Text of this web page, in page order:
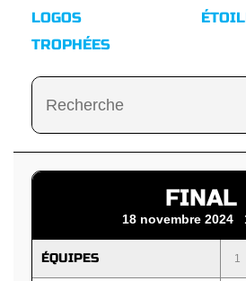
LOGOS
TROPHÉES
FINAL
18 novembre 2024
ÉQUIPES 1